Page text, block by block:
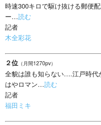
時速300キロで駆け抜ける郵便
ー…読む
記者
木全彩花
２位 （月間1270pv）
全貌は誰も知らない….江戸時代
はやロマン…読む
記者
福田ミキ